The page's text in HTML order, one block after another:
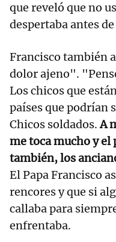
que reveló que no
despertaba antes
Francisco también
dolor ajeno".
Los chicos que
países que podrían
Chicos soldados.A
me toca mucho y el
también, los
El Papa Francisco
rencores y que si
callaba para
enfrentaba.